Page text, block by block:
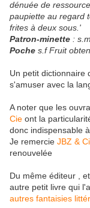
dénuée de
paupiette au regard
frites à deux sous.'
Patron-minette :
Poche s.f Fruit
Un petit dictionnaire
s'amuser avec la
A noter que les
Cie ont la
donc indispensable
Je remercie JBZ &
renouvelée
Du même éditeur ,
autre petit livre qui
autres fantaisies